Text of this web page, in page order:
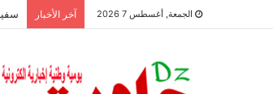
الجمعة, أغسطس 7 2026 آخر الأخبار